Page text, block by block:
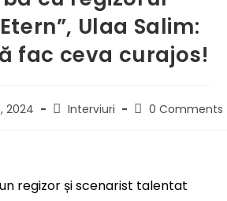
Ulaa Salim:
fac ceva curajos!
2024 Interviuri 0 Comments
regizor și scenarist talentat